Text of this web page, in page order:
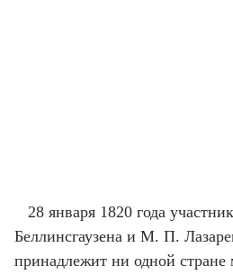
28 января 1820 года
Беллинсгаузена и М. П.
принадлежит ни одной